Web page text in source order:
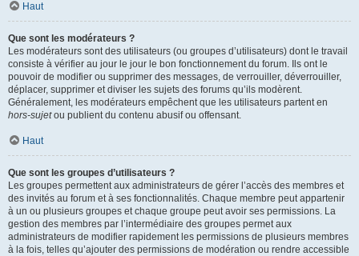
Haut
Que sont les modérateurs ?
Les modérateurs sont des utilisateurs (ou groupes d’utilisateurs) dont le travail
consiste à vérifier au jour le jour le bon fonctionnement du forum. Ils ont le
pouvoir de modifier ou supprimer des messages, de verrouiller, déverrouiller,
déplacer, supprimer et diviser les sujets des forums qu’ils modèrent.
Généralement, les modérateurs empêchent que les utilisateurs partent en
hors-sujetou publient du contenu abusif ou offensant.
Haut
Que sont les groupes d’utilisateurs ?
Les groupes permettent aux administrateurs de gérer l’accès des membres et
des invités au forum et à ses fonctionnalités. Chaque membre peut appartenir
à un ou plusieurs groupes et chaque groupe peut avoir ses permissions. La
gestion des membres par l’intermédiaire des groupes permet aux
administrateurs de modifier rapidement les permissions de plusieurs membres
à la fois, telles qu’ajouter des permissions de modération ou rendre accessible